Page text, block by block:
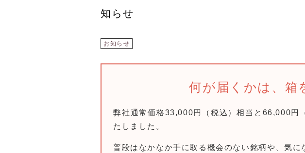
知らせ
お知らせ
何が届くかは、箱
弊社通常価格33,000円（税込）相当と66,000円
たしました。
普段はなかなか手に取る機会のない銘柄や、気に